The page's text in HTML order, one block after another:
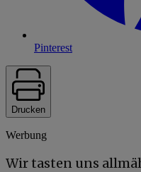
Pinterest
Drucken
Werbung
Wir tasten uns